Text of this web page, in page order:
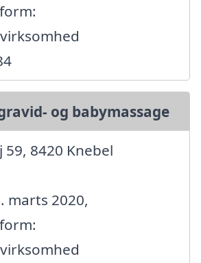
og babymassage
8420 Knebel
marts 2020,